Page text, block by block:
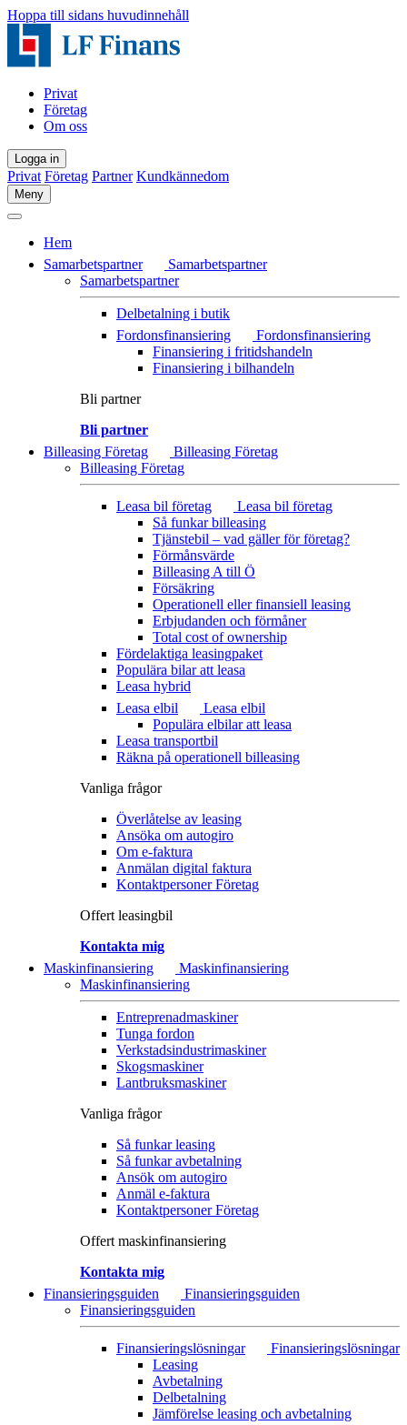
Hoppa till sidans huvudinnehåll
Privat
Företag
Om oss
Logga in
Privat Företag Partner Kundkännedom
Meny
Hem
Samarbetspartner
Samarbetspartner
Samarbetspartner
Delbetalning i butik
Fordonsfinansiering
Fordonsfinansiering
Finansiering i fritidshandeln
Finansiering i bilhandeln
Bli partner
Bli partner
Billeasing Företag
Billeasing Företag
Billeasing Företag
Leasa bil företag
Leasa bil företag
Så funkar billeasing
Tjänstebil – vad gäller för företag?
Förmånsvärde
Billeasing A till Ö
Försäkring
Operationell eller finansiell leasing
Erbjudanden och förmåner
Total cost of ownership
Fördelaktiga leasingpaket
Populära bilar att leasa
Leasa hybrid
Leasa elbil
Leasa elbil
Populära elbilar att leasa
Leasa transportbil
Räkna på operationell billeasing
Vanliga frågor
Överlåtelse av leasing
Ansöka om autogiro
Om e-faktura
Anmälan digital faktura
Kontaktpersoner Företag
Offert leasingbil
Kontakta mig
Maskinfinansiering
Maskinfinansiering
Maskinfinansiering
Entreprenadmaskiner
Tunga fordon
Verkstadsindustrimaskiner
Skogsmaskiner
Lantbruksmaskiner
Vanliga frågor
Så funkar leasing
Så funkar avbetalning
Ansök om autogiro
Anmäl e-faktura
Kontaktpersoner Företag
Offert maskinfinansiering
Kontakta mig
Finansieringsguiden
Finansieringsguiden
Finansieringsguiden
Finansieringslösningar
Finansieringslösningar
Leasing
Avbetalning
Delbetalning
Jämförelse leasing och avbetalning